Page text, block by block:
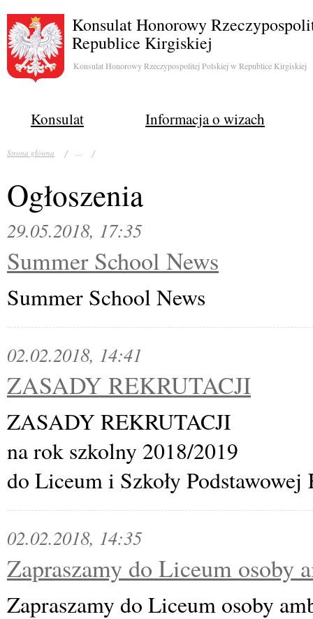
Konsulat Honorowy
Republice Kirgiskiej
Konsulat Honorowy Rzeczypospolitej Polskiej w Republice Kirgiskiej
Konsulat Informacja o wizach
Strona główna
Ogłoszenia
29.05.2018, 17:35
Summer School News
Summer School News
02.02.2018, 14:41
ZASADY REKRUTACJI
ZASADY REKRUTACJI
na rok szkolny 2018/2019
do Liceum i Szkoły
02.02.2018, 14:35
Zapraszamy do Liceum osoby
Zapraszamy do Liceum osoby